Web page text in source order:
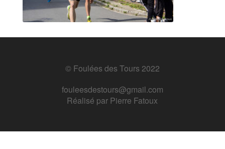
© Foulées des Tours 2022
fouleesdestours@gmail.com
Réalisé par Pierre Fatoux